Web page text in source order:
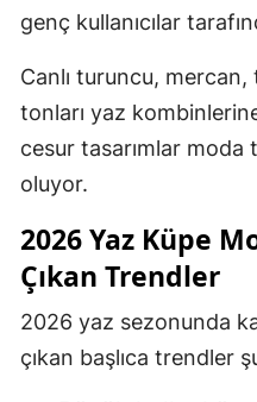
genç kullanıcılar
Canlı turuncu,
tonları yaz
cesur tasarımlar moda
oluyor.
2026 Yaz Küpe
Çıkan Trendler
2026 yaz sezonunda
çıkan başlıca trendler